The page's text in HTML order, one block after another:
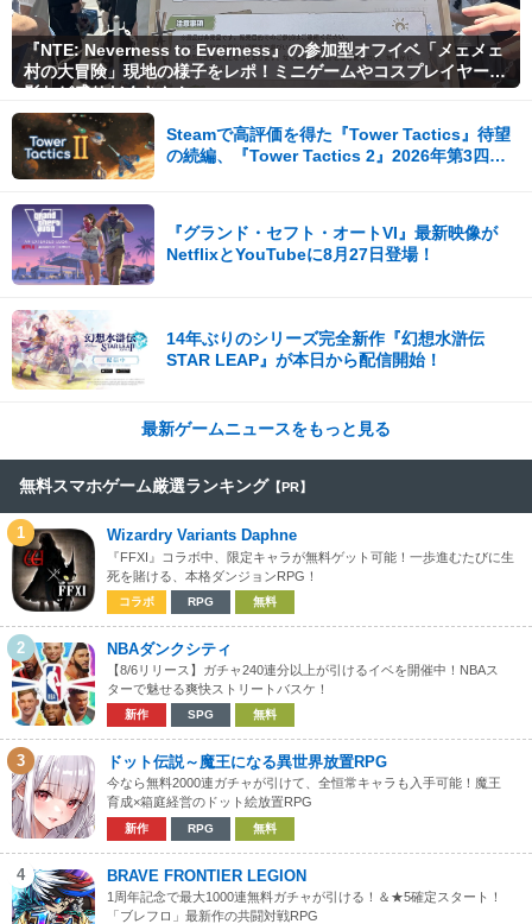
『NTE: Neverness to Everness』の参加型オフイベ「メェメェ
村の大冒険」現地の様子をレポ！ミニゲームやコスプレイヤー撮
影など盛りだくさん！
Steamで高評価を得た『Tower Tactics』待望
の続編、『Tower Tactics 2』2026年第3四半
『グランド・セフト・オートVI』最新映像が
NetflixとYouTubeに8月27日登場！
14年ぶりのシリーズ完全新作『幻想水滸伝
STAR LEAP』が本日から配信開始！
最新ゲームニュースをもっと見る
無料スマホゲーム厳選ランキング 【PR】
1 Wizardry Variants Daphne
『FFXI』コラボ中、限定キャラが無料ゲット可能！一歩進むたびに生
死を賭ける、本格ダンジョンRPG！
コラボ RPG 無料
2 NBAダンクシティ
【8/6リリース】ガチャ240連分以上が引けるイベを開催中！NBAス
ターで魅せる爽快ストリートバスケ！
新作 SPG 無料
3 ドット伝説～魔王になる異世界放置RPG
今なら無料2000連ガチャが引けて、全恒常キャラも入手可能！魔王
育成×箱庭経営のドット絵放置RPG
新作 RPG 無料
4 BRAVE FRONTIER LEGION
1周年記念で最大1000連無料ガチャが引ける！＆★5確定スタート！
「ブレフロ」最新作の共闘対戦RPG